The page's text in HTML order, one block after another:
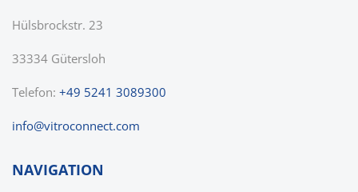
Hülsbrockstr. 23
33334 Gütersloh
Telefon: +49 5241 3089300
nf v tr c nn ct c m
NAVIGATION